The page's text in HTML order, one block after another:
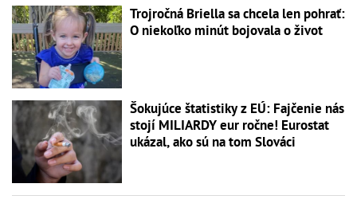
Trojročná Briella sa chcela len pohrať:
O niekoľko minút bojovala o život
Šokujúce štatistiky z EÚ: Fajčenie nás
stojí MILIARDY eur ročne! Eurostat
ukázal, ako sú na tom Slováci